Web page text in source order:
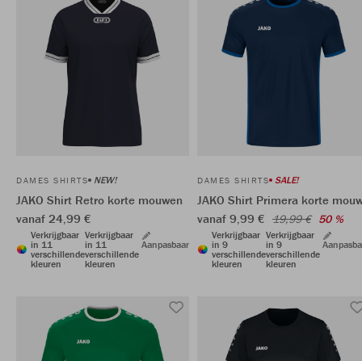
DAMES SHIRTS NEW!
JAKO Shirt Retro korte mouwen
vanaf 24,99 €
Verkrijgbaar
in 11
verschillende
kleuren
Verkrijgbaar
in 11
verschillende
kleuren
Aanpasbaar
DAMES SHIRTS SALE!
JAKO Shirt Primera korte
vanaf 9,99 € 19,99 € 50 %
Verkrijgbaar
in 9
verschillende
kleuren
Verkrijgbaar
in 9
verschillende
kleuren